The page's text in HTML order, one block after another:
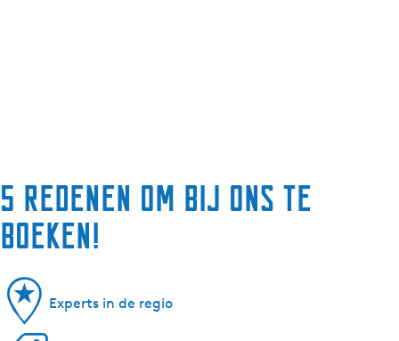
5 redenen om bij ons te
boeken!
Experts in de regio